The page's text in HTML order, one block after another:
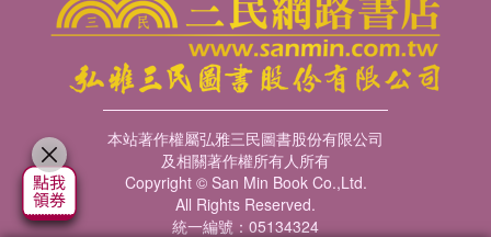
本站著作權屬弘雅三民圖書股份有限公司
及相關著作權所有人所有
Copyright © San Min Book Co.,Ltd.
All Rights Reserved.
統一編號：05134324